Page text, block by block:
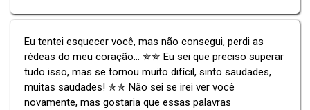
Eu tentei esquecer você, mas não consegui, perdi as
rédeas do meu coração... ✯✯ Eu sei que preciso superar
tudo isso, mas se tornou muito difícil, sinto saudades,
muitas saudades! ✯✯ Não sei se irei ver você
novamente, mas gostaria que essas palavras